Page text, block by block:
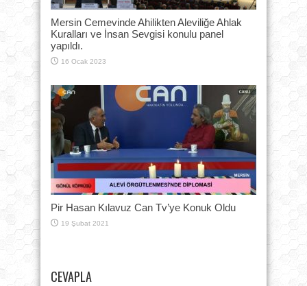
Mersin Cemevinde Ahilikten Aleviliğe Ahlak
Kuralları ve İnsan Sevgisi konulu panel
yapıldı.
16 Ocak 2023
Pir Hasan Kılavuz Can Tv’ye Konuk Oldu
19 Şubat 2021
CEVAPLA